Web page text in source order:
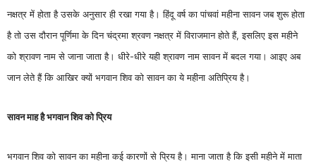
नक्षत्र में होता है उसके अनुसार ही रखा गया है। हिंदू वर्ष का पांचवां महीना सावन जब शुरू होता
है तो उस दौरान पूर्णिमा के दिन चंद्रमा श्रवण नक्षत्र में विराजमान होते हैं, इसलिए इस महीने
को श्रावण नाम से जाना जाता है। धीरे-धीरे यही श्रावण नाम सावन में बदल गया। आइए अब
जान लेते हैं कि आखिर क्यों भगवान शिव को सावन का ये महीना अतिप्रिय है।
सावन माह है भगवान शिव को प्रिय
भगवान शिव को सावन का महीना कई कारणों से प्रिय है। माना जाता है कि इसी महीने में माता